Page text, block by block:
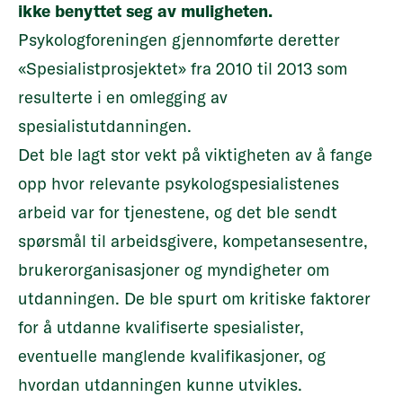
ikke benyttet seg av muligheten.
Psykologforeningen gjennomførte deretter
«Spesialistprosjektet» fra 2010 til 2013 som
resulterte i en omlegging av
spesialistutdanningen.
Det ble lagt stor vekt på viktigheten av å fange
opp hvor relevante psykologspesialistenes
arbeid var for tjenestene, og det ble sendt
spørsmål til arbeidsgivere, kompetansesentre,
brukerorganisasjoner og myndigheter om
utdanningen. De ble spurt om kritiske faktorer
for å utdanne kvalifiserte spesialister,
eventuelle manglende kvalifikasjoner, og
hvordan utdanningen kunne utvikles.